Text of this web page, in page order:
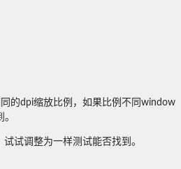
的dpi缩放比例，如果比例不同window
试调整为一样测试能否找到。